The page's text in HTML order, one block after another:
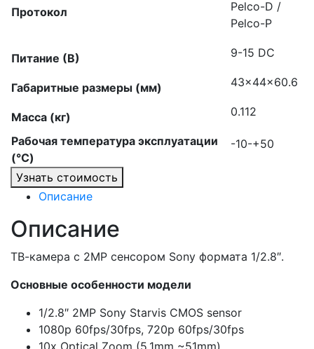
Протокол
Pelco-D /
Pelco-P
Питание (В) 9-15 DC
Габаритные размеры (мм) 43x44x60.6
Масса (кг) 0.112
Рабочая температура эксплуатации
(°C)
-10-+50
Узнать стоимость
Описание
Описание
ТВ-камера с 2MP сенсором Sony формата 1/2.8″.
Основные особенности модели
1/2.8″ 2MP Sony Starvis CMOS sensor
1080p 60fps/30fps, 720p 60fps/30fps
10x Optical Zoom (5.1mm ~51mm)